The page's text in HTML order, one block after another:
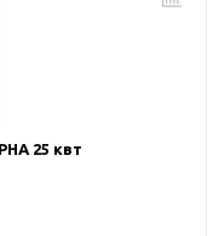
25 квт